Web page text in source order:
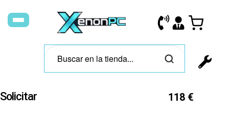
Solicitar
118 €